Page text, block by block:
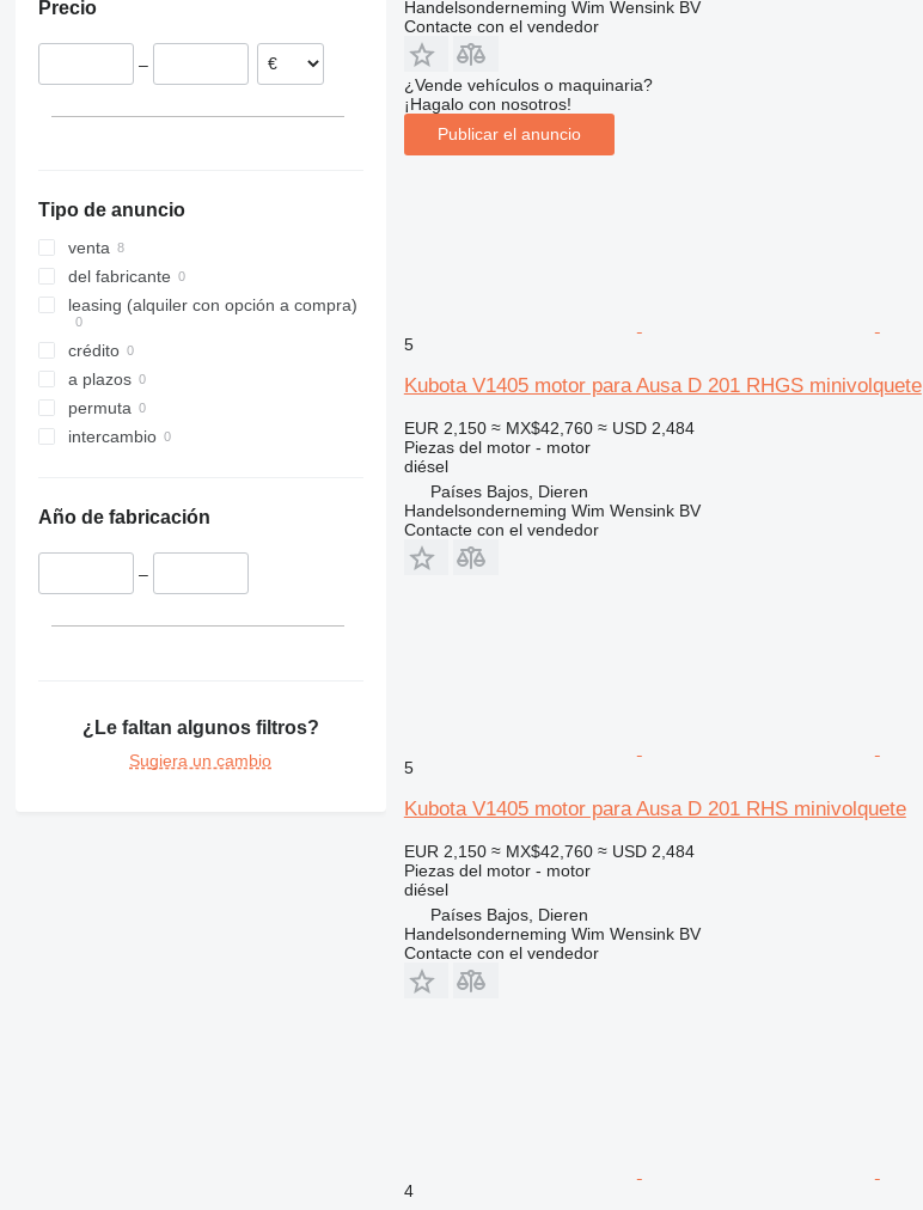
Precio
–
Tipo de anuncio
venta
del fabricante
leasing (alquiler con opción a compra)
crédito
a plazos
permuta
intercambio
Año de fabricación
–
¿Le faltan algunos filtros?
Sugiera un cambio
Handelsonderneming Wim Wensink BV
Contacte con el vendedor
¿Vende vehículos o maquinaria?
¡Hagalo con nosotros!
Publicar el anuncio
5
Kubota V1405 motor para Ausa D 201 RHGS minivolquete
EUR 2,150 ≈ MX$42,760 ≈ USD 2,484
Piezas del motor - motor
diésel
Países Bajos, Dieren
Handelsonderneming Wim Wensink BV
Contacte con el vendedor
5
Kubota V1405 motor para Ausa D 201 RHS minivolquete
EUR 2,150 ≈ MX$42,760 ≈ USD 2,484
Piezas del motor - motor
diésel
Países Bajos, Dieren
Handelsonderneming Wim Wensink BV
Contacte con el vendedor
4